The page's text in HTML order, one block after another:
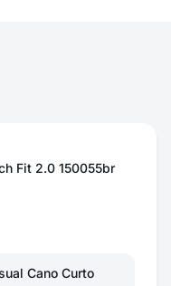
Fit 2.0 150055br
Cano Curto